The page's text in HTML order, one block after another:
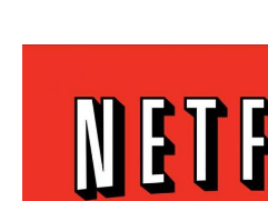
Frases